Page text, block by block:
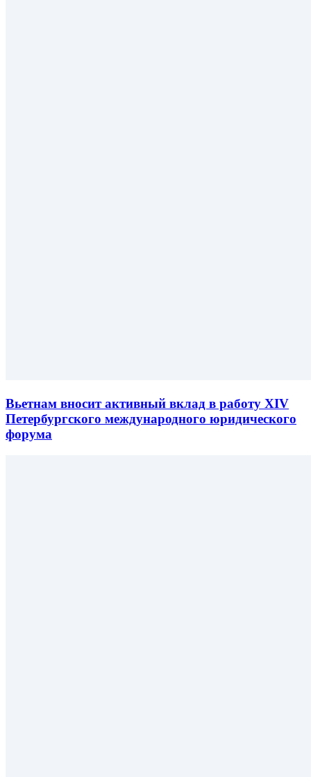
Вьетнам вносит активный вклад в работу XIV
Петербургского международного юридического
форума